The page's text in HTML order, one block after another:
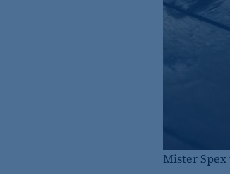
Mister